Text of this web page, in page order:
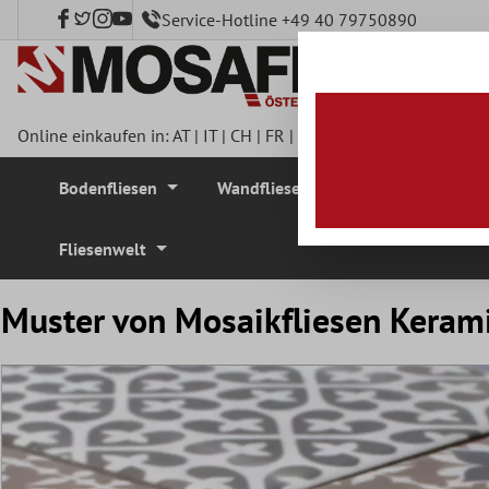
springen Service-Hotline +49 40 79750890
Online einkaufen in:AT| IT| CH | FR |
Bodenfliesen Wandfliesen
Fliesenwelt
Muster von Mosaikfliesen